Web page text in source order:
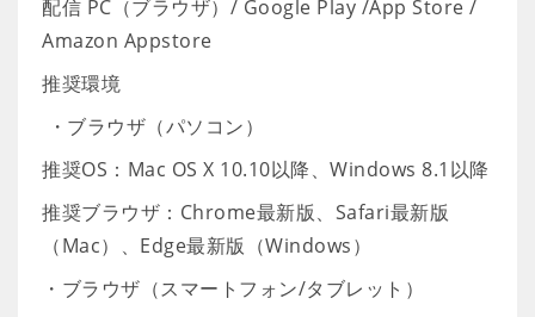
配信 PC（ブラウザ）/ Google Play /App Store /
Amazon Appstore
推奨環境
・ブラウザ（パソコン）
推奨OS：Mac OS X 10.10以降、Windows 8.1以降
推奨ブラウザ：Chrome最新版、Safari最新版
（Mac）、Edge最新版（Windows）
・ブラウザ（スマートフォン/タブレット）